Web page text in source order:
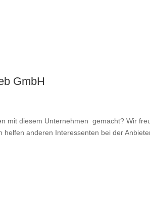
GmbH
diesem Unternehmen gemacht? Wir
anderen Interessenten bei der